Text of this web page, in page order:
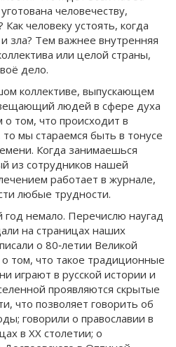
человечеству,
человеку устоять, когда
зла? Тем важнее внутренняя
или целой страны,
дело.
коллективе, выпускающем
людей в сфере духа
о том, что происходит в
мы стараемся быть в тонусе
Когда занимаешься
из сотрудников нашей
работает в журнале,
любые трудности.
немало. Перечислю наугад
на страницах наших
о 80‑летии Великой
том, что такое традиционные
играют в русской истории и
проявляются скрытые
что позволяет говорить об
говорили о православии в
в XX столетии; о